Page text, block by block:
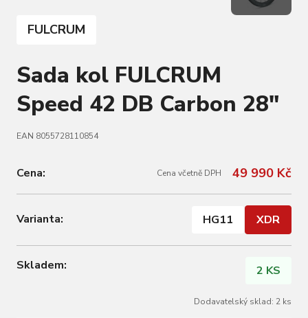
FULCRUM
Sada kol FULCRUM
Speed 42 DB Carbon 28"
EAN 8055728110854
Cena: Cena včetně DPH 49 990 Kč
Varianta: HG11 XDR
Skladem: 2 KS
Dodavatelský sklad: 2 ks